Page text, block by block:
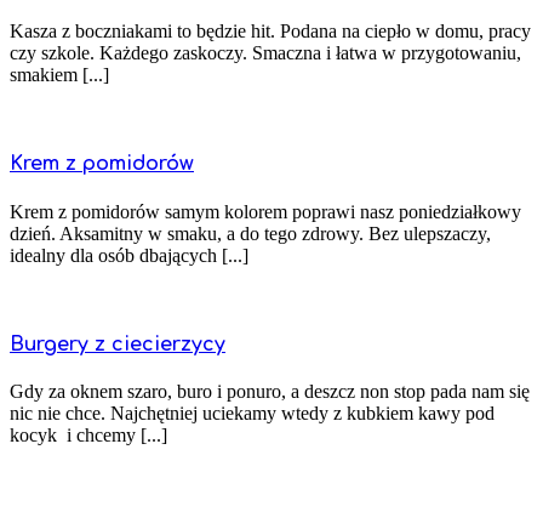
Kasza z boczniakami to będzie hit. Podana na ciepło w domu, pracy
czy szkole. Każdego zaskoczy. Smaczna i łatwa w przygotowaniu,
smakiem [...]
Krem z pomidorów
Krem z pomidorów samym kolorem poprawi nasz poniedziałkowy
dzień. Aksamitny w smaku, a do tego zdrowy. Bez ulepszaczy,
idealny dla osób dbających [...]
Burgery z ciecierzycy
Gdy za oknem szaro, buro i ponuro, a deszcz non stop pada nam się
nic nie chce. Najchętniej uciekamy wtedy z kubkiem kawy pod
kocyk i chcemy [...]